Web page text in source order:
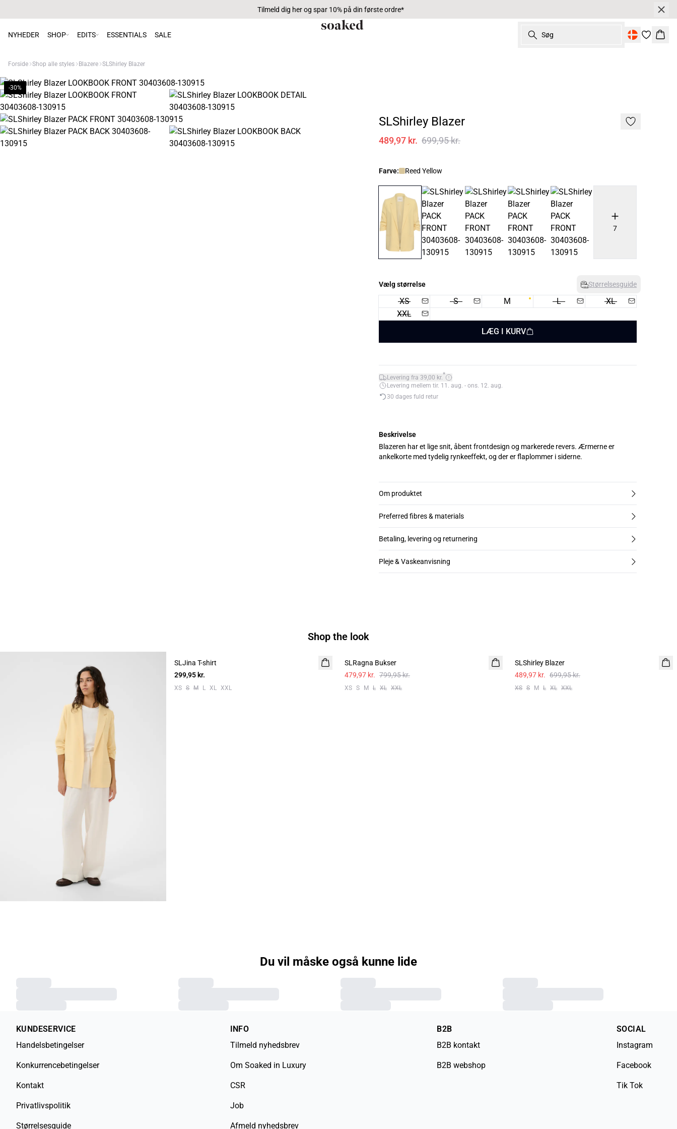
Tilmeld dig her og spar 10% på din første ordre*
NYHEDER SHOP EDITS ESSENTIALS SALE Søg
Kurv
Forside Shop alle styles Blazere SLShirley Blazer
-30%
SLShirley Blazer
489,97 kr. 699,95 kr.
Farve: Reed Yellow
7
Vælg størrelse Størrelsesguide
XS S M L
XL
XXL
LÆG I KURV
Levering fra 39,00 kr.*
Levering mellem tir. 11. aug. - ons. 12. aug.
30 dages fuld retur
Beskrivelse
Blazeren har et lige snit, åbent frontdesign og markerede revers. Ærmerne er
ankelkorte med tydelig rynkeeffekt, og der er flaplommer i siderne.
Om produktet
Preferred fibres & materials
Betaling, levering og returnering
Pleje & Vaskeanvisning
Shop the look
SLJina T-shirt
299,95 kr.
XS S M L XL XXL
Hør
- 40%
SLRagna Bukser
479,97 kr. 799,95 kr.
XS S M L XL XXL
SLShirley Blazer
489,97 kr. 699,95 kr.
XS S M L XL XXL
Du vil måske også kunne lide
KUNDESERVICE
Handelsbetingelser
Konkurrencebetingelser
Kontakt
Privatlivspolitik
Størrelsesguide
INFO
Tilmeld nyhedsbrev
Om Soaked in Luxury
CSR
Job
Afmeld nyhedsbrev
B2B
B2B kontakt
B2B webshop
SOCIAL
Instagram
Facebook
Tik Tok